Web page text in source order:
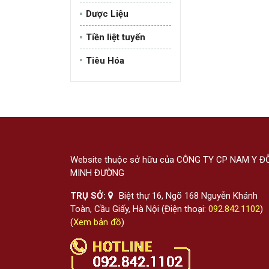
Dược Liệu
Tiền liệt tuyến
Tiêu Hóa
Website thuộc sở hữu của CÔNG TY CP NAM Y
MINH ĐƯỜNG
TRỤ SỞ:
Biệt thự 16, Ngõ 168 Nguyễn Khánh
Toàn, Cầu Giấy, Hà Nội (Điện thoại: 092.842.1102)
(Xem bản đồ)